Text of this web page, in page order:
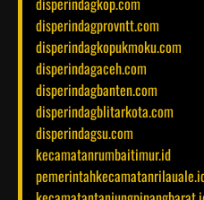
disperindagprovntt.com
disperindagkopukmoku.com
disperindagaceh.com
disperindagbanten.com
disperindagblitarkota.com
disperindagsu.com
kecamatanrumbaitimur.id